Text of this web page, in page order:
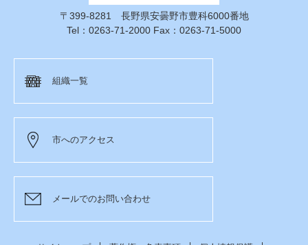
〒399-8281 長野県安曇野市豊科6000番地
Tel：0263-71-2000 Fax：0263-71-5000
組織一覧
市へのアクセス
メールでのお問い合わせ